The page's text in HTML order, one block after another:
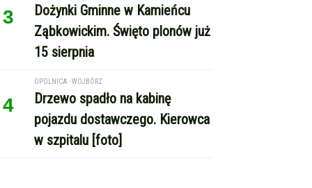
3
Dożynki Gminne w Kamieńcu
Ząbkowickim. Święto plonów już
15 sierpnia
4
OPOLNICA - WOJBÓRZ
Drzewo spadło na kabinę
pojazdu dostawczego. Kierowca
w szpitalu [foto]